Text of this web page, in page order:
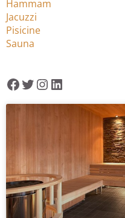
Hammam
Jacuzzi
Pisicine
Sauna